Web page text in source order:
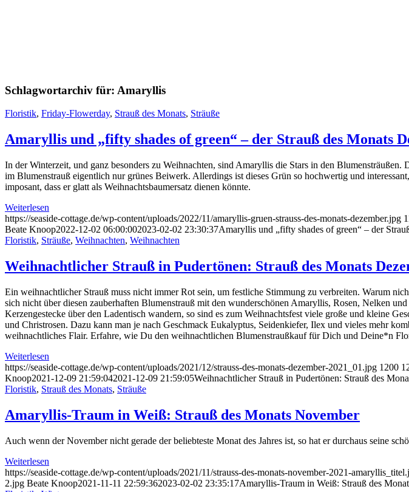
Schlagwortarchiv für: Amaryllis
Floristik, Friday-Flowerday, Strauß des Monats, Sträuße
Amaryllis und „fifty shades of green“ – der Strauß des Monats
In der Winterzeit, und ganz besonders zu Weihnachten, sind Amaryllis die Stars in den
im Blumenstrauß eigentlich nur grünes Beiwerk. Allerdings ist dieses Grün so hochwertig und
imposant, dass er glatt als Weihnachtsbaumersatz dienen könnte.
Weiterlesen
https://seaside-cottage.de/wp-content/uploads/2022/11/amaryllis-gruen-strauss-des-monats-dezember.jpg
Beate Knoop2022-12-02 06:00:002023-02-02 23:30:37Amaryllis und „fifty shades of green“ – der
Floristik, Sträuße, Weihnachten, Weihnachten
Weihnachtlicher Strauß in Pudertönen: Strauß des Monats
Ein weihnachtlicher Strauß muss nicht immer Rot sein, um festliche Stimmung zu verbreiten. Warum
sich nicht über diesen zauberhaften Blumenstrauß mit den wunderschönen Amaryllis, Rosen, Nelken
Kerzengestecke über den Ladentisch wandern, so sind es zum Weihnachtsfest viele große und kleine
und Christrosen. Dazu kann man je nach Geschmack Eukalyptus, Seidenkiefer, Ilex und vieles mehr
weihnachtliches Flair. Erfahre, wie Du den weihnachtlichen Blumenstraußkauf für Dich und Deine*n
Weiterlesen
https://seaside-cottage.de/wp-content/uploads/2021/12/strauss-des-monats-dezember-2021_01.jpg 1200
Knoop2021-12-09 21:59:042021-12-09 21:59:05Weihnachtlicher Strauß in Pudertönen: Strauß des
Floristik, Strauß des Monats, Sträuße
Amaryllis-Traum in Weiß: Strauß des Monats November
Auch wenn der November nicht gerade der beliebteste Monat des Jahres ist, so hat er durchaus seine
Weiterlesen
https://seaside-cottage.de/wp-content/uploads/2021/11/strauss-des-monats-november-2021-
2.jpg Beate Knoop2021-11-11 22:59:362023-02-02 23:35:17Amaryllis-Traum in Weiß: Strauß des